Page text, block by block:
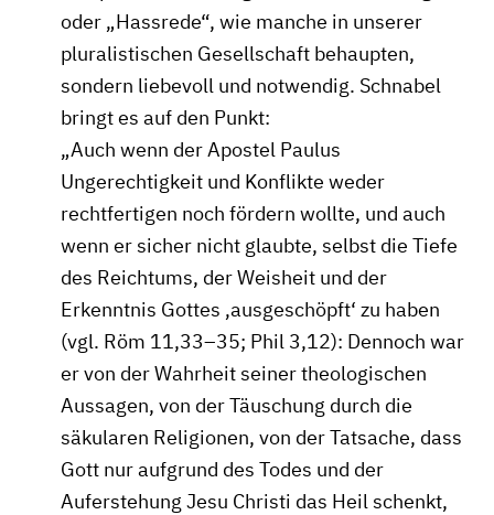
oder „Hassrede“, wie manche in unserer
pluralistischen Gesellschaft behaupten,
sondern liebevoll und notwendig. Schnabel
bringt es auf den Punkt:
„Auch wenn der Apostel Paulus
Ungerechtigkeit und Konflikte weder
rechtfertigen noch fördern wollte, und auch
wenn er sicher nicht glaubte, selbst die Tiefe
des Reichtums, der Weisheit und der
Erkenntnis Gottes ‚ausgeschöpft‘ zu haben
(vgl. Röm 11,33–35; Phil 3,12): Dennoch war
er von der Wahrheit seiner theologischen
Aussagen, von der Täuschung durch die
säkularen Religionen, von der Tatsache, dass
Gott nur aufgrund des Todes und der
Auferstehung Jesu Christi das Heil schenkt,